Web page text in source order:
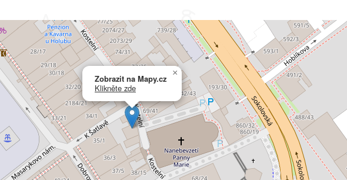
Zobrazit na Mapy.cz
Klikněte zde
×